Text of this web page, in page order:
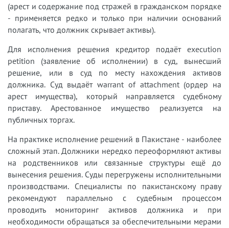
(арест и содержание под стражей в гражданском порядке
- применяется редко и только при наличии оснований
полагать, что должник скрывает активы).
Для исполнения решения кредитор подаёт execution
petition (заявление об исполнении) в суд, вынесший
решение, или в суд по месту нахождения активов
должника. Суд выдаёт warrant of attachment (ордер на
арест имущества), который направляется судебному
приставу. Арестованное имущество реализуется на
публичных торгах.
На практике исполнение решений в Пакистане - наиболее
сложный этап. Должники нередко переоформляют активы
на родственников или связанные структуры ещё до
вынесения решения. Суды перегружены исполнительными
производствами. Специалисты по пакистанскому праву
рекомендуют параллельно с судебным процессом
проводить мониторинг активов должника и при
необходимости обращаться за обеспечительными мерами